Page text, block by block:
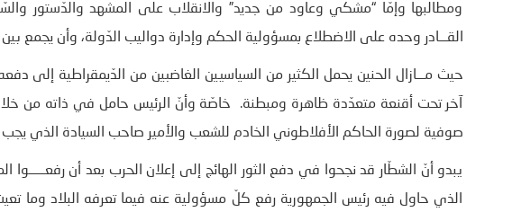
ومطالبها وإمّا “مشكي وعاود من جديد” والانقلاب على المشهد والدّستور
القـــادر وحده على الاضطلاع بمسؤولية الحكم وإدارة دواليب الدّولة، وأن يجمع
حيث مـــازال الحنين يحمل الكثير من السياسيين الغاضبين من الدّيمقراطية إلى
آخر تحت أقنعة متعدّدة ظاهرة ومبطنة. خاصّة وأنّ الرئيس حامل في ذاته من
صوفية لصورة الحاكم الأفلاطوني الخادم للشعب والأمير صاحب السيادة الذي
يبدو أنّ الشطّار قد نجحوا في دفع الثور الهائج إلى إعلان الحرب بعد أن
الذي حاول فيه رئيس الجمهورية رفع كلّ مسؤولية عنه فيما تعرفه البلاد وما